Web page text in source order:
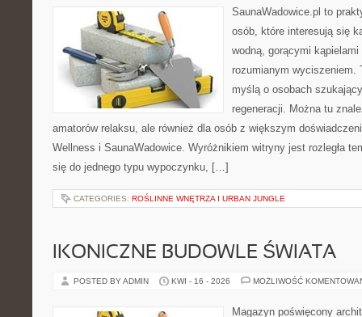
SaunaWadowice.pl to
osób, które interesują się
wodną, gorącymi
rozumianym wyciszeniem.
myślą o osobach
regeneracji. Można tu
amatorów relaksu, ale również dla osób z większym
Wellness i SaunaWadowice. Wyróżnikiem witryny jest rozległa
się do jednego typu wypoczynku, […]
CATEGORIES: ROŚLINNE WNĘTRZA I URBAN JUNGLE
IKONICZNE BUDOWLE ŚWIATA
POSTED BY ADMIN KWI - 16 - 2026 MOŻLIWOŚĆ
Magazyn poświęcony